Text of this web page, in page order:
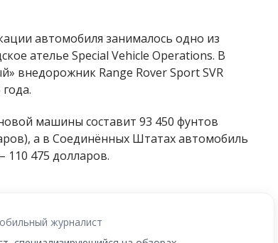
автомобиля занималось одно из
ателье Special Vehicle Operations. В
внедорожник Range Rover Sport SVR
машины составит 93 450 фунтов
а в Соединённых Штатах автомобиль
110 475 долларов.
журналист